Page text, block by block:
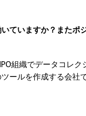
ていますか？またポ
組織でデータコレク
ールを作成する会社